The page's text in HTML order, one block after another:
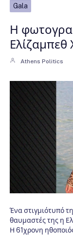
Gala
Η
Ελίζαμπεθ
Athens Politics
Ένα στιγμιότυπό
θαυμαστές της η
Η 61χρονη